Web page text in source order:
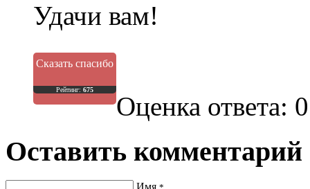
Удачи вам!
Сказать спасибо
Рейтинг: 675
Оценка ответа:
Оставить комментарий